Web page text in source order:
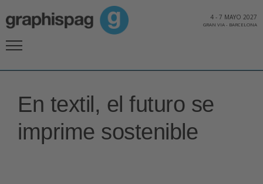
4 - 7 MAYO 2027
GRAN VIA- BARCELONA
En textil, el futuro se
imprime sostenible